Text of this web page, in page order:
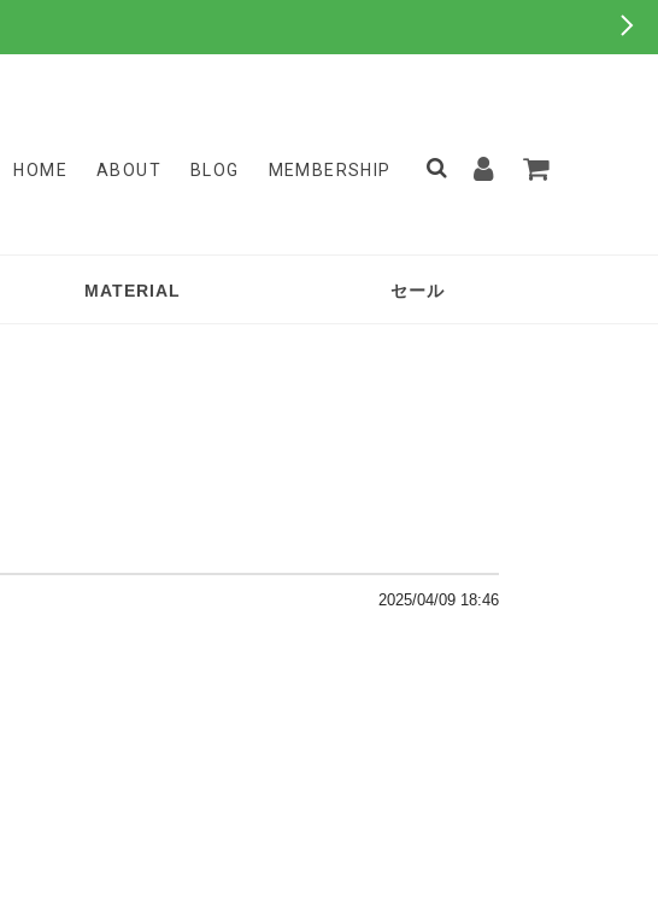
HOME ABOUT BLOG MEMBERSHIP
MATERIAL セール
2025/04/09 18:46